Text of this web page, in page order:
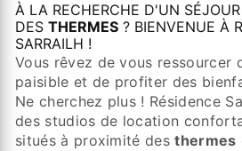
À LA RECHERCHE D'UN
DES THERMES ? BIENVENUE À
SARRAILH !
Vous rêvez de vous ressourcer
paisible et de profiter des
Ne cherchez plus ! Résidence
des studios de location
situés à proximité desthermes